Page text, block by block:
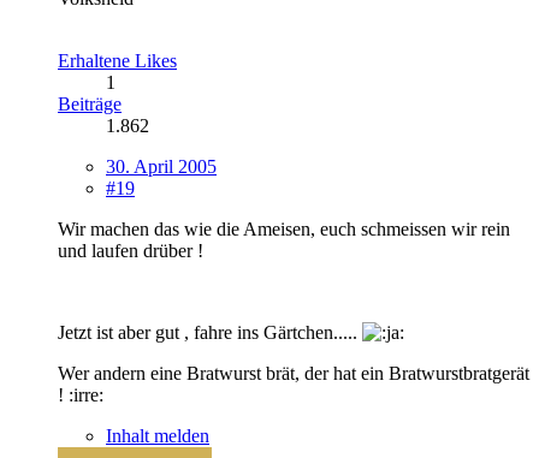
Erhaltene Likes
1
Beiträge
1.862
30. April 2005
#19
Wir machen das wie die Ameisen, euch schmeissen wir rein
und laufen drüber !
Jetzt ist aber gut , fahre ins Gärtchen.....
Wer andern eine Bratwurst brät, der hat ein Bratwurstbratgerät
! :irre:
Inhalt melden